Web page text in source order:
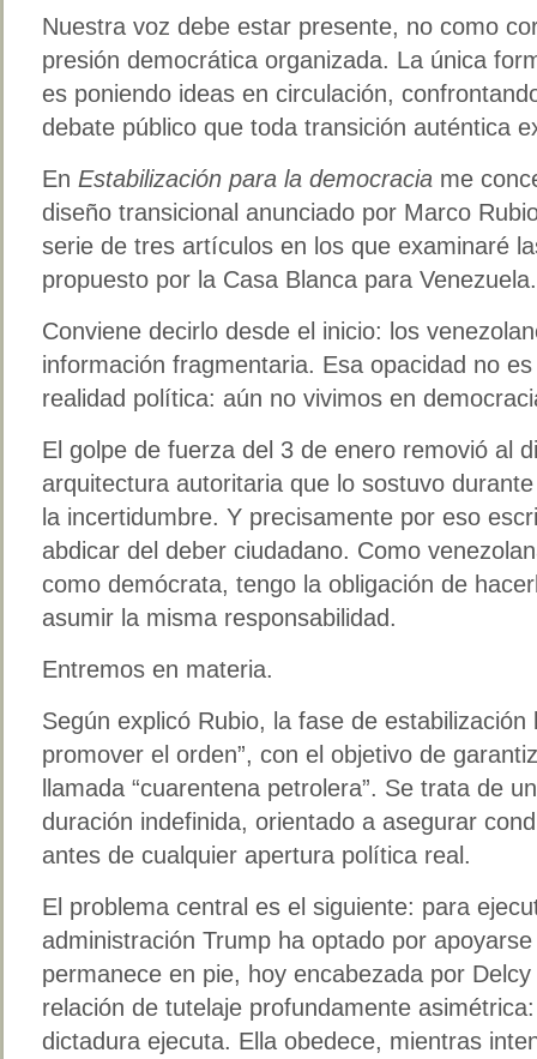
Nuestra voz debe estar presente, no como
presión democrática organizada. La única
es poniendo ideas en circulación,
debate público que toda transición auténtica
En Estabilización para la democracia me
diseño transicional anunciado por Marco
serie de tres artículos en los que examinaré
propuesto por la Casa Blanca para Venezuela.
Conviene decirlo desde el inicio: los
información fragmentaria. Esa opacidad no
realidad política: aún no vivimos en
El golpe de fuerza del 3 de enero removió al
arquitectura autoritaria que lo sostuvo
la incertidumbre. Y precisamente por eso
abdicar del deber ciudadano. Como
como demócrata, tengo la obligación de
asumir la misma responsabilidad.
Entremos en materia.
Según explicó Rubio, la fase de estabilización
promover el orden”, con el objetivo de
llamada “cuarentena petrolera”. Se trata de
duración indefinida, orientado a asegurar
antes de cualquier apertura política real.
El problema central es el siguiente: para
administración Trump ha optado por
permanece en pie, hoy encabezada por
relación de tutelaje profundamente
dictadura ejecuta. Ella obedece, mientras